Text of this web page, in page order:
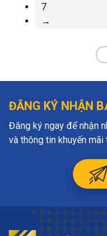
7
→
ĐĂNG KÝ NHẬN
Đăng ký ngay để nhận
và thông tin khuyến